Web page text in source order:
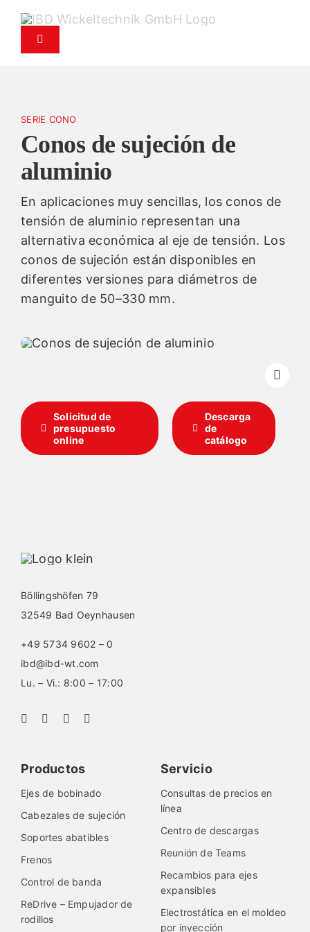
contenidoAlternar
Servicio
Servicio de recambios
Empresa
Contacto
Noticias
Español
SERIE CONO
Conos de sujeción de
aluminio
En aplicaciones muy sencillas, los conos de
tensión de aluminio representan una
alternativa económica al eje de tensión. Los
conos de sujeción están disponibles en
diferentes versiones para diámetros de
manguito de 50–330 mm.
Solicitud de
presupuesto
online
Descarga
de
catálogo
Böllingshöfen 79
32549 Bad Oeynhausen
+49 5734 9602 – 0
ibd@ibd-wt.com
Lu. – Vi.: 8:00 – 17:00
Productos
Ejes de bobinado
Cabezales de sujeción
Soportes abatibles
Frenos
Control de banda
ReDrive – Empujador de
rodillos
Servicio
Consultas de precios en
línea
Centro de descargas
Reunión de Teams
Recambios para ejes
expansibles
Electrostática en el moldeo
por inyección